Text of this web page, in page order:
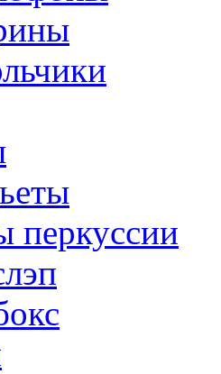
перкуссии